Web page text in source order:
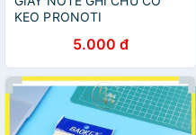
KEO PRONOTI
5.000 đ